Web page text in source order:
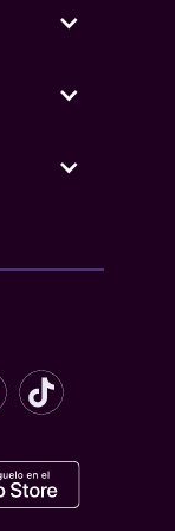
de
qué
ahorros,
en un sitio,